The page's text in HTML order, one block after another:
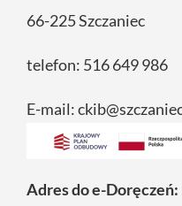
66-225 Szczaniec
telefon: 516 649 986
E-mail:
Adres do e-